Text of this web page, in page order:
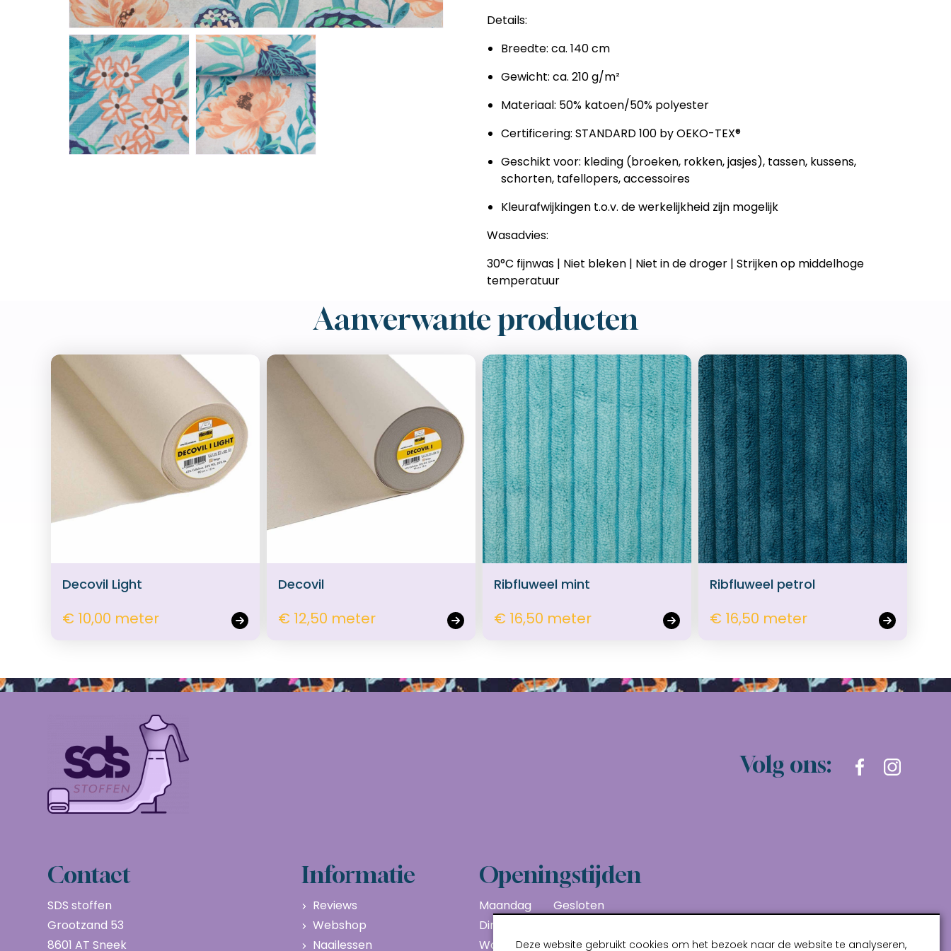
Details:
Breedte: ca. 140 cm
Gewicht: ca. 210 g/m²
Materiaal: 50% katoen/50% polyester
Certificering: STANDARD 100 by OEKO-TEX®
Geschikt voor: kleding (broeken, rokken, jasjes), tassen, kussens,
schorten, tafellopers, accessoires
Kleurafwijkingen t.o.v. de werkelijkheid zijn mogelijk
Wasadvies:
30°C fijnwas | Niet bleken | Niet in de droger | Strijken op middelhoge
temperatuur
Aanverwante producten
Decovil Light
€ 10,00 meter
Decovil
€ 12,50 meter
Ribfluweel mint
€ 16,50 meter
Ribfluweel petrol
€ 16,50 meter
Volg ons:
Contact
SDS stoffen
Grootzand 53
8601 AT Sneek
Informatie
Reviews
Webshop
Naailessen
Openingstijden
Maandag
Gesloten
Dinsdag
Woensdag
10:00 - 17:00
Deze website gebruikt cookies om het bezoek naar de website te analyseren,